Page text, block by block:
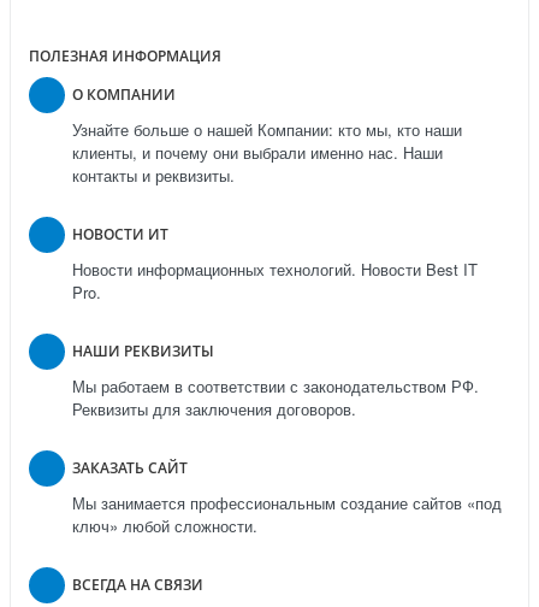
ПОЛЕЗНАЯ ИНФОРМАЦИЯ
О КОМПАНИИ
Узнайте больше о нашей Компании: кто мы, кто наши
клиенты, и почему они выбрали именно нас. Наши
контакты и реквизиты.
НОВОСТИ ИТ
Новости информационных технологий. Новости Best IT
Pro.
НАШИ РЕКВИЗИТЫ
Мы работаем в соответствии с законодательством РФ.
Реквизиты для заключения договоров.
ЗАКАЗАТЬ САЙТ
Мы занимается профессиональным создание сайтов «под
ключ» любой сложности.
ВСЕГДА НА СВЯЗИ